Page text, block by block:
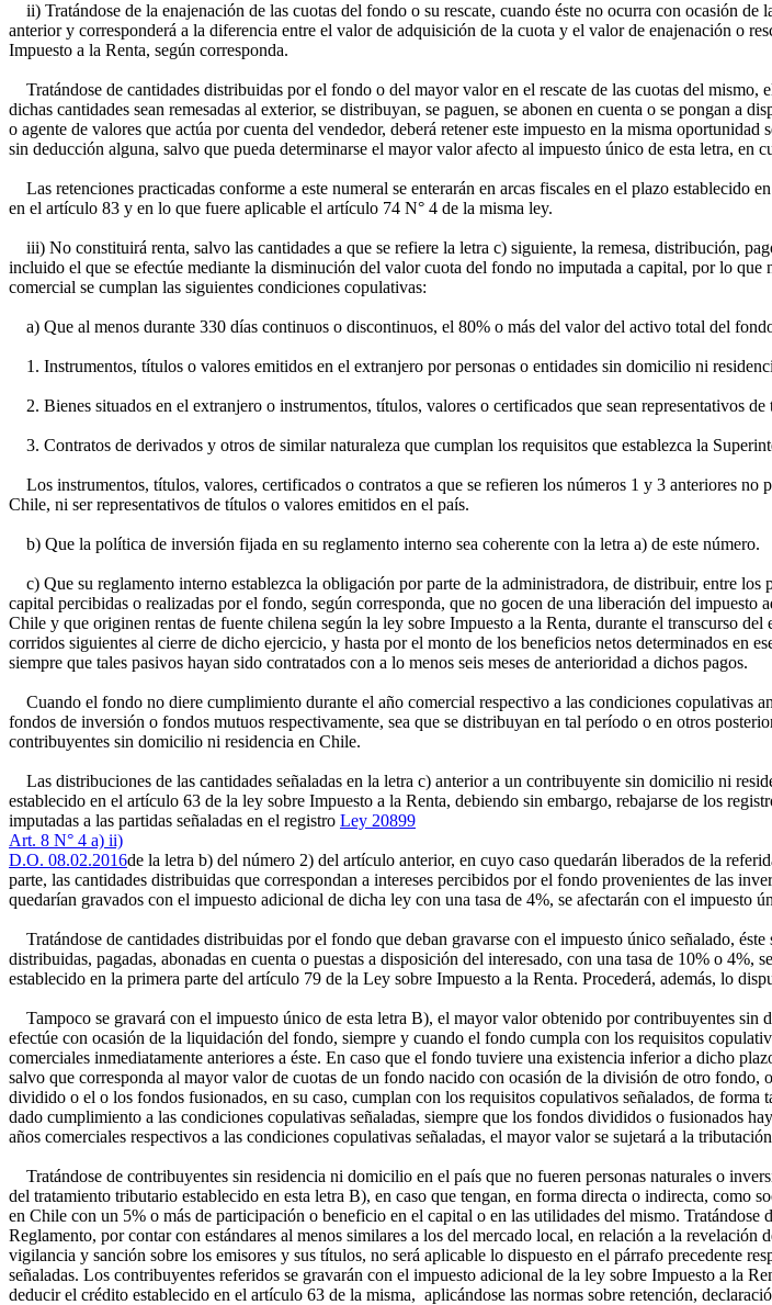
ii) Tratándose de la enajenación de las cuotas del fondo o su rescate, cuando éste no ocurra con ocasión
anterior y corresponderá a la diferencia entre el valor de adquisición de la cuota y el valor de enajenación o
Impuesto a la Renta, según corresponda.
Tratándose de cantidades distribuidas por el fondo o del mayor valor en el rescate de las cuotas del
dichas cantidades sean remesadas al exterior, se distribuyan, se paguen, se abonen en cuenta o se pongan a
o agente de valores que actúa por cuenta del vendedor, deberá retener este impuesto en la misma
sin deducción alguna, salvo que pueda determinarse el mayor valor afecto al impuesto único de esta letra, en
Las retenciones practicadas conforme a este numeral se enterarán en arcas fiscales en el plazo establecido
en el artículo 83 y en lo que fuere aplicable el artículo 74 N° 4 de la misma ley.
iii) No constituirá renta, salvo las cantidades a que se refiere la letra c) siguiente, la remesa, distribución,
incluido el que se efectúe mediante la disminución del valor cuota del fondo no imputada a capital, por lo que
comercial se cumplan las siguientes condiciones copulativas:
a) Que al menos durante 330 días continuos o discontinuos, el 80% o más del valor del activo total del
1. Instrumentos, títulos o valores emitidos en el extranjero por personas o entidades sin domicilio ni
2. Bienes situados en el extranjero o instrumentos, títulos, valores o certificados que sean representativos de
3. Contratos de derivados y otros de similar naturaleza que cumplan los requisitos que establezca la
Los instrumentos, títulos, valores, certificados o contratos a que se refieren los números 1 y 3 anteriores no
Chile, ni ser representativos de títulos o valores emitidos en el país.
b) Que la política de inversión fijada en su reglamento interno sea coherente con la letra a) de este número.
c) Que su reglamento interno establezca la obligación por parte de la administradora, de distribuir, entre
capital percibidas o realizadas por el fondo, según corresponda, que no gocen de una liberación del
Chile y que originen rentas de fuente chilena según la ley sobre Impuesto a la Renta, durante el transcurso
corridos siguientes al cierre de dicho ejercicio, y hasta por el monto de los beneficios netos determinados en
siempre que tales pasivos hayan sido contratados con a lo menos seis meses de anterioridad a dichos pagos.
Cuando el fondo no diere cumplimiento durante el año comercial respectivo a las condiciones copulativas
fondos de inversión o fondos mutuos respectivamente, sea que se distribuyan en tal período o en otros
contribuyentes sin domicilio ni residencia en Chile.
Las distribuciones de las cantidades señaladas en la letra c) anterior a un contribuyente sin domicilio ni
establecido en el artículo 63 de la ley sobre Impuesto a la Renta, debiendo sin embargo, rebajarse de los
imputadas a las partidas señaladas en el registro Ley 20899
Art. 8 N° 4 a) ii)
D.O. 08.02.2016de la letra b) del número 2) del artículo anterior, en cuyo caso quedarán liberados de la
parte, las cantidades distribuidas que correspondan a intereses percibidos por el fondo provenientes de las
quedarían gravados con el impuesto adicional de dicha ley con una tasa de 4%, se afectarán con el impuesto
Tratándose de cantidades distribuidas por el fondo que deban gravarse con el impuesto único señalado,
distribuidas, pagadas, abonadas en cuenta o puestas a disposición del interesado, con una tasa de 10% o 4%,
establecido en la primera parte del artículo 79 de la Ley sobre Impuesto a la Renta. Procederá, además, lo
Tampoco se gravará con el impuesto único de esta letra B), el mayor valor obtenido por contribuyentes sin
efectúe con ocasión de la liquidación del fondo, siempre y cuando el fondo cumpla con los requisitos
comerciales inmediatamente anteriores a éste. En caso que el fondo tuviere una existencia inferior a dicho
salvo que corresponda al mayor valor de cuotas de un fondo nacido con ocasión de la división de otro
dividido o el o los fondos fusionados, en su caso, cumplan con los requisitos copulativos señalados, de
dado cumplimiento a las condiciones copulativas señaladas, siempre que los fondos divididos o fusionados
años comerciales respectivos a las condiciones copulativas señaladas, el mayor valor se sujetará a la
Tratándose de contribuyentes sin residencia ni domicilio en el país que no fueren personas naturales o
del tratamiento tributario establecido en esta letra B), en caso que tengan, en forma directa o indirecta,
en Chile con un 5% o más de participación o beneficio en el capital o en las utilidades del mismo. Tratándose
Reglamento, por contar con estándares al menos similares a los del mercado local, en relación a la
vigilancia y sanción sobre los emisores y sus títulos, no será aplicable lo dispuesto en el párrafo precedente
señaladas. Los contribuyentes referidos se gravarán con el impuesto adicional de la ley sobre Impuesto a la
deducir el crédito establecido en el artículo 63 de la misma, aplicándose las normas sobre retención,